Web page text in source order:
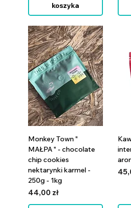
koszyka
Monkey Town "
MAŁPA " - chocolate
chip cookies
nektarynki karmel -
250g - 1kg
Cena
44,00 zł